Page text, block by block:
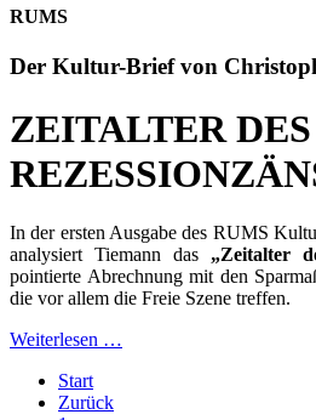
RUMS
Der Kultur-Brief von
ZEITALTER DES
In der ersten Ausgabe des RUMS
analysiert Tiemann das „Zeitalter
pointierte Abrechnung mit den
die vor allem die Freie Szene treffen.​
Weiterlesen …
Start
Zurück